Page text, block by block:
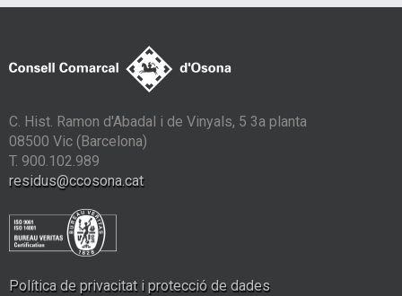
C. Hist. Ramon d'Abadal i de Vinyals, 5 3a planta
08500 Vic (Barcelona)
T. 900.102.989
residus@ccosona.cat
Política de privacitat i protecció de dades